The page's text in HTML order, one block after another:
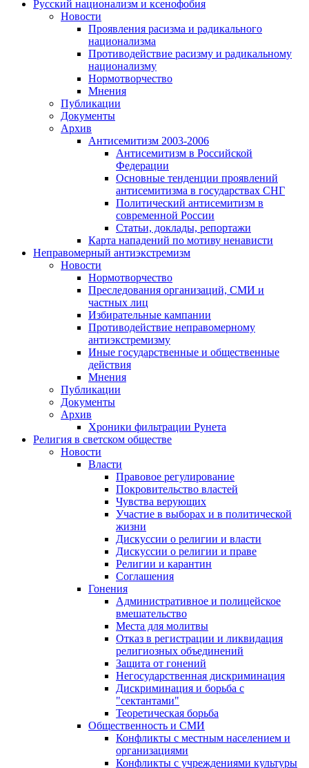
Русский национализм и ксенофобия
Новости
Проявления расизма и радикального
национализма
Противодействие расизму и радикальному
национализму
Нормотворчество
Мнения
Публикации
Документы
Архив
Антисемитизм 2003-2006
Антисемитизм в Российской
Федерации
Основные тенденции проявлений
антисемитизма в государствах СНГ
Политический антисемитизм в
современной России
Статьи, доклады, репортажи
Карта нападений по мотиву ненависти
Неправомерный антиэкстремизм
Новости
Нормотворчество
Преследования организаций, СМИ и
частных лиц
Избирательные кампании
Противодействие неправомерному
антиэкстремизму
Иные государственные и общественные
действия
Мнения
Публикации
Документы
Архив
Хроники фильтрации Рунета
Религия в светском обществе
Новости
Власти
Правовое регулирование
Покровительство властей
Чувства верующих
Участие в выборах и в политической
жизни
Дискуссии о религии и власти
Дискуссии о религии и праве
Религии и карантин
Соглашения
Гонения
Административное и полицейское
вмешательство
Места для молитвы
Отказ в регистрации и ликвидация
религиозных объединений
Защита от гонений
Негосударственная дискриминация
Дискриминация и борьба с
"сектантами"
Теоретическая борьба
Общественность и СМИ
Конфликты с местным населением и
организациями
Конфликты с учреждениями культуры